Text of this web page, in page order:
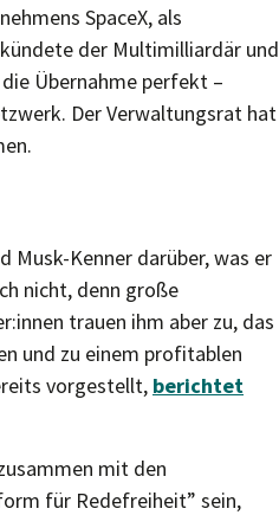
SpaceX, als
der Multimilliardär und
Übernahme perfekt –
Der Verwaltungsrat hat
Musk-Kenner darüber, was er
nicht, denn große
trauen ihm aber zu, das
und zu einem profitablen
vorgestellt, berichtet
mit den
für Redefreiheit” sein,